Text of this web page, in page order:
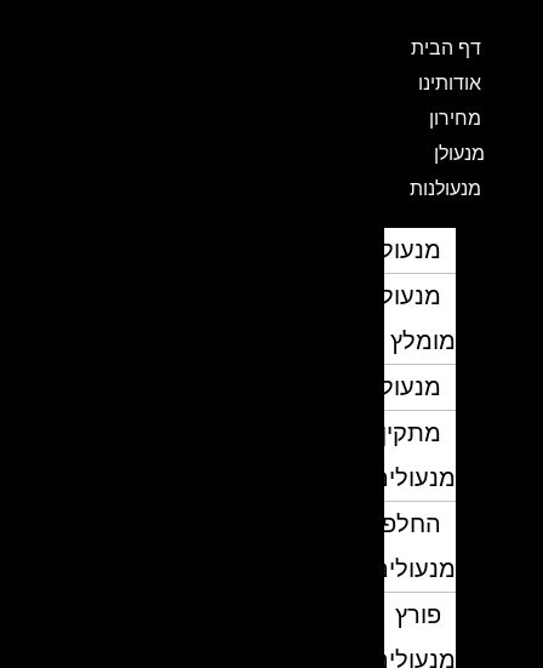
דף הבית
אודותינו
מחירון
מנעולן
מנעולנות
מנעולן
מנעולן
מומלץ
מנעולנים
מתקין
מנעולים
החלפת
מנעולים
פורץ
מנעולים